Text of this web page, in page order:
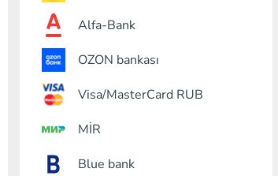
Alfa-Bank
OZON bankası
Visa/MasterCard RUB
MİR
Blue bank